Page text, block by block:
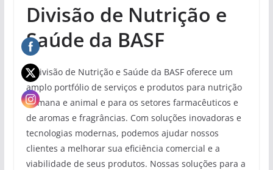
Divisão de Nutrição e
Saúde da BASF
A divisão de Nutrição e Saúde da BASF oferece um
amplo portfólio de serviços e produtos para nutrição
humana e animal e para os setores farmacêuticos e
de aromas e fragrâncias. Com soluções inovadoras e
tecnologias modernas, podemos ajudar nossos
clientes a melhorar sua eficiência comercial e a
viabilidade de seus produtos. Nossas soluções para a